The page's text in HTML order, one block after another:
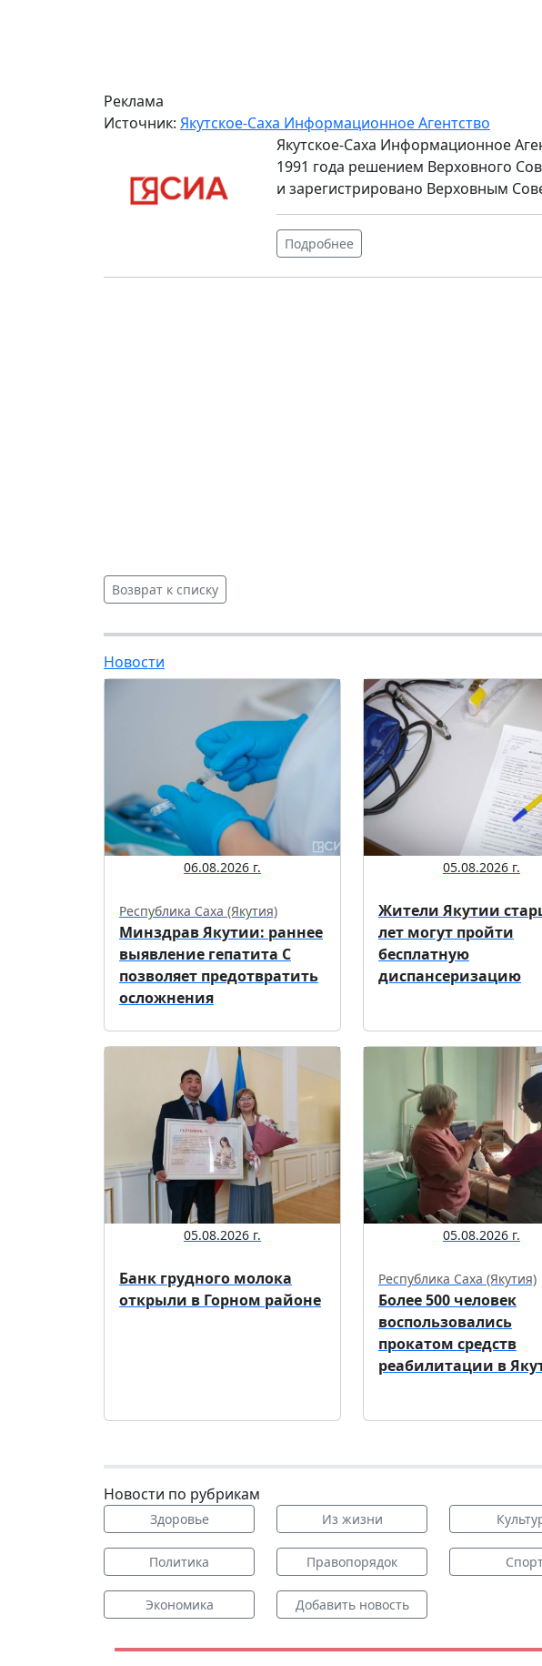
Реклама
Источник: Якутское-Саха Информационное Агентство
Якутское-Саха Информационное
1991 года решением Верховного
и зарегистрировано Верховным
Подробнее
Возврат к списку
Новости
06.08.2026 г.
Республика Саха (Якутия)
Минздрав Якутии: раннее
выявление гепатита С
позволяет предотвратить
осложнения
05.08.2026 г.
Жители Якутии
лет могут пройти
бесплатную
диспансеризацию
05.08.2026 г.
Банк грудного молока
открыли в Горном районе
05.08.2026 г.
Республика Саха (Якутия)
Более 500 человек
воспользовались
прокатом средств
реабилитации в
Новости по рубрикам
Здоровье Из жизни
Политика Правопорядок
Экономика Добавить новость